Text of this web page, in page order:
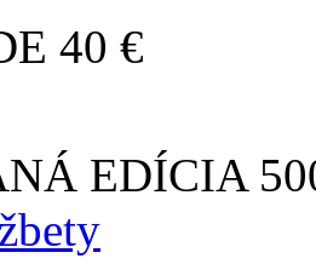
40 €
EDÍCIA